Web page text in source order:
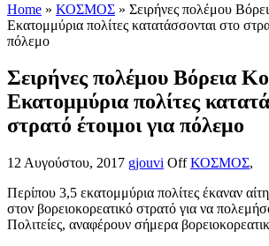
Home » ΚΟΣΜΟΣ » Σειρήνες πολέμου
Εκατομμύρια πολίτες κατατάσσονται στο
πόλεμο
Σειρήνες πολέμου Βόρεια
Εκατομμύρια πολίτες
στρατό έτοιμοι για πόλεμο
12 Αυγούστου, 2017 gjouvi Off ΚΟΣΜΟΣ,
Περίπου 3,5 εκατομμύρια πολίτες έκαναν
στον βορειοκορεατικό στρατό για να
Πολιτείες, αναφέρουν σήμερα